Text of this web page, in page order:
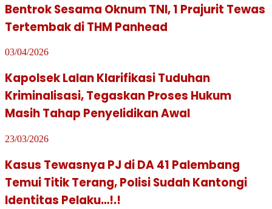
Bentrok Sesama Oknum TNI, 1 Prajurit Tewas
Tertembak di THM Panhead
03/04/2026
Kapolsek Lalan Klarifikasi Tuduhan
Kriminalisasi, Tegaskan Proses Hukum
Masih Tahap Penyelidikan Awal
23/03/2026
Kasus Tewasnya PJ di DA 41 Palembang
Temui Titik Terang, Polisi Sudah Kantongi
Identitas Pelaku…!.!